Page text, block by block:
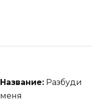
Название: Разбуди
меня